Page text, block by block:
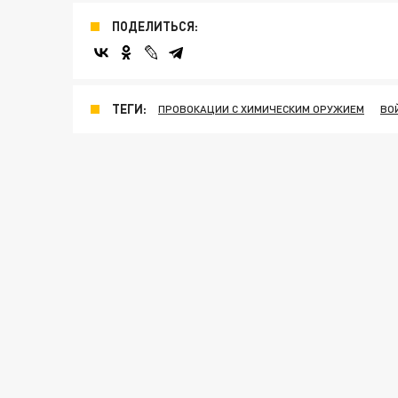
ПОДЕЛИТЬСЯ:
ТЕГИ: ПРОВОКАЦИИ С ХИМИЧЕСКИМ ОРУЖИЕМ